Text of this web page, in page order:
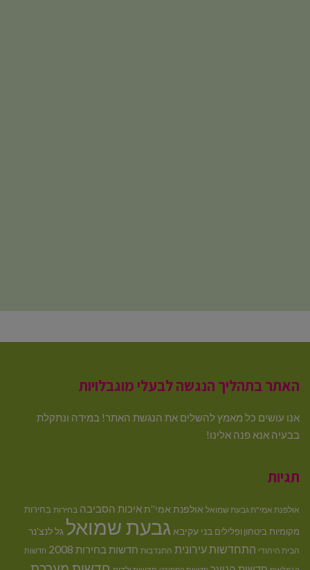
האתר בתהליך הנגשה לבעלי מוגבלויות
אנו עושים כל מאמץ להשלים את הנגשת האתר! במידה ונתקלת
בבעיה אנא פנה אלינו!
תגיות
אולפנת אמי"ת גבעת שמואל אולפנת אמי''תאיכות הסביבה בחירות בחירות
מקומיות ביטחון ופלילים בני עקיבא גבעת שמואל גל לנצ'נר
הבית היהודי התחדשות עירונית התנדבות חדשות בחירות 2008 חדשות